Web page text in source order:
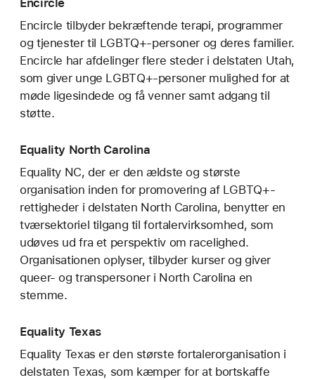
Encircle
Encircle tilbyder bekræftende terapi, programmer
og tjenester til LGBTQ+-personer og deres familier.
Encircle har afdelinger flere steder i delstaten Utah,
som giver unge LGBTQ+-personer mulighed for at
møde ligesindede og få venner samt adgang til
støtte.
Equality North Carolina
Equality NC, der er den ældste og største
organisation inden for promovering af LGBTQ+-
rettigheder i delstaten North Carolina, benytter en
tværsektoriel tilgang til fortalervirksomhed, som
udøves ud fra et perspektiv om racelighed.
Organisationen oplyser, tilbyder kurser og giver
queer- og transpersoner i North Carolina en
stemme.
Equality Texas
Equality Texas er den største fortalerorganisation i
delstaten Texas, som kæmper for at bortskaffe